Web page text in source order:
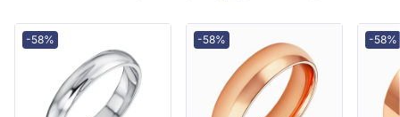
-58% -58% -58%